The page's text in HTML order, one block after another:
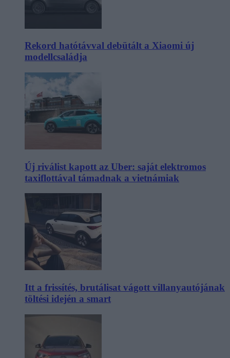
Rekord hatótávval debütált a Xiaomi új
modellcsaládja
Új riválist kapott az Uber: saját elektromos
taxiflottával támadnak a vietnámiak
Itt a frissítés, brutálisat vágott villanyautójának
töltési idején a smart